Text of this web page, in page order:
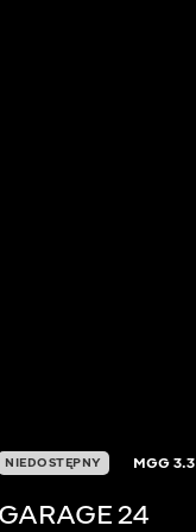
NIEDOSTĘPNY MGG3.3
GARAGE 24